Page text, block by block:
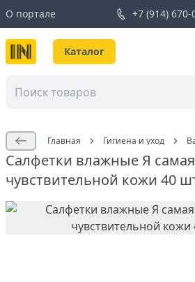
О портале +7 (914) 670-
Каталог
Главная Гигиена и уход
Салфетки влажные Я
чувствительной кожи 40